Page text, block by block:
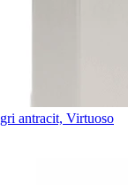
antracit, Virtuoso